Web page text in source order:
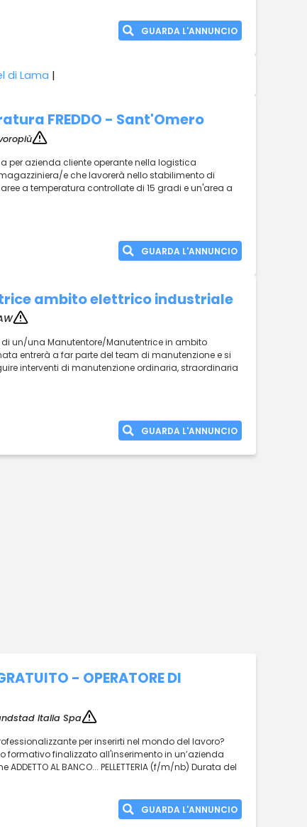
GUARDA L'ANNUNCIO
di Lama |
FREDDO - Sant'Omero
per azienda cliente operante nella logistica
e che lavorerà nello stabilimento di
a temperatura controllate di 15 gradi e un'area a
GUARDA L'ANNUNCIO
ambito elettrico industriale
di un/una Manutentore/Manutentrice in ambito
entrerà a far parte del team di manutenzione e si
interventi di manutenzione ordinaria, straordinaria
GUARDA L'ANNUNCIO
- OPERATORE DI
Italia Spa
per inserirti nel mondo del lavoro?
formativo finalizzato all'inserimento in un’azienda
AL BANCO... PELLETTERIA (f/m/nb) Durata del
GUARDA L'ANNUNCIO